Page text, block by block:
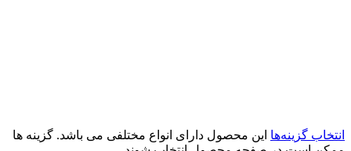
انتخاب گزینه‌ها این محصول دارای انواع مختلفی می باشد. گزینه ها